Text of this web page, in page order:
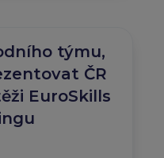
týmu,
ČR
EuroSkills